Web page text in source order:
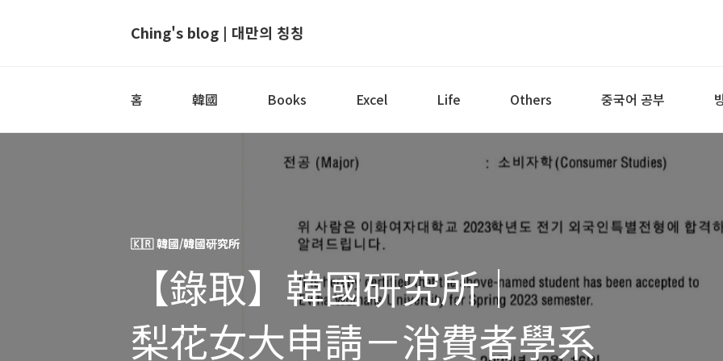
Ching's blog | 대만의 칭칭
홈 韓國 Books Excel Life Others 중국어 공부
🇰🇷 韓國/韓國研究所
【錄取】韓國研究所｜
梨花女大申請－消費者學系